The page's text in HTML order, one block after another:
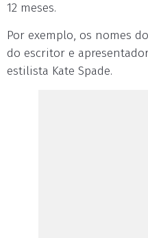
12 meses.
Por exemplo, os nomes
do escritor e
estilista Kate Spade.